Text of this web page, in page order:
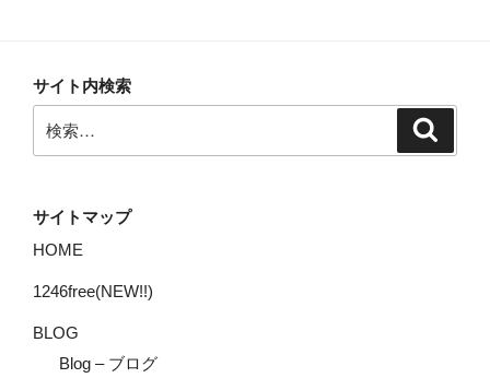
サイト内検索
索:
サイトマップ
HOME
1246free(NEW!!)
BLOG
Blog – ブログ